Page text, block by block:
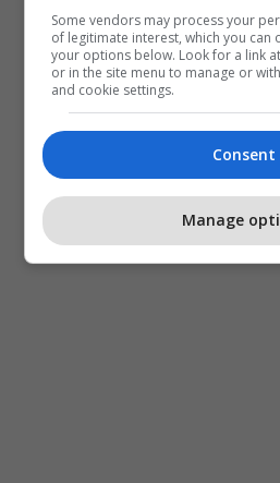
Some vendors may process your
of legitimate interest, which you can
your options below. Look for a link
or in the site menu to manage or
and cookie settings.
Consent
Manage